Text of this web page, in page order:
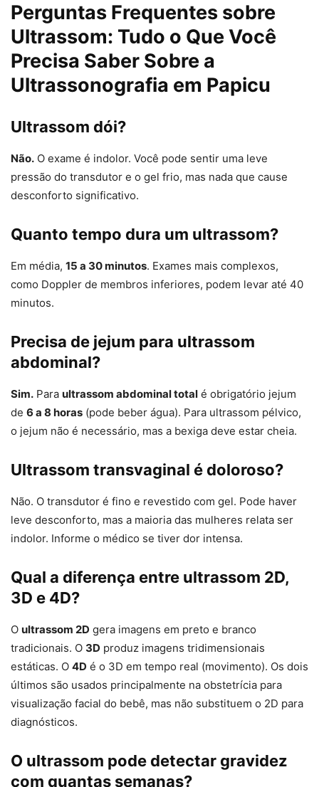
Perguntas Frequentes sobre
Ultrassom: Tudo o Que Você
Precisa Saber Sobre a
Ultrassonografia em Papicu
Ultrassom dói?
Não. O exame é indolor. Você pode sentir uma leve
pressão do transdutor e o gel frio, mas nada que cause
desconforto significativo.
Quanto tempo dura um ultrassom?
Em média, 15 a 30 minutos. Exames mais complexos,
como Doppler de membros inferiores, podem levar até 40
minutos.
Precisa de jejum para ultrassom
abdominal?
Sim. Para ultrassom abdominal total é obrigatório jejum
de 6 a 8 horas (pode beber água). Para ultrassom pélvico,
o jejum não é necessário, mas a bexiga deve estar cheia.
Ultrassom transvaginal é doloroso?
Não. O transdutor é fino e revestido com gel. Pode haver
leve desconforto, mas a maioria das mulheres relata ser
indolor. Informe o médico se tiver dor intensa.
Qual a diferença entre ultrassom 2D,
3D e 4D?
O ultrassom 2D gera imagens em preto e branco
tradicionais. O 3D produz imagens tridimensionais
estáticas. O 4D é o 3D em tempo real (movimento). Os dois
últimos são usados principalmente na obstetrícia para
visualização facial do bebê, mas não substituem o 2D para
diagnósticos.
O ultrassom pode detectar gravidez
com quantas semanas?